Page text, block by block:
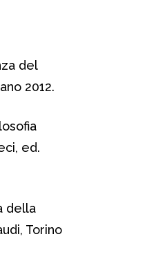
del
2012.
ed.
della
Torino